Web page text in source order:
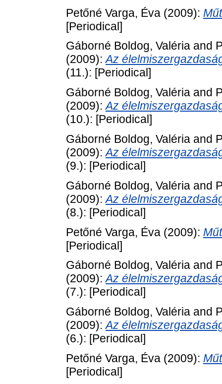
Petőné Varga, Éva (2009):
[Periodical]
Gáborné Boldog, Valéria and
(2009):Az
(11.): [Periodical]
Gáborné Boldog, Valéria and
(2009):Az
(10.): [Periodical]
Gáborné Boldog, Valéria and
(2009):Az
(9.): [Periodical]
Gáborné Boldog, Valéria and
(2009):Az
(8.): [Periodical]
Petőné Varga, Éva (2009):
[Periodical]
Gáborné Boldog, Valéria and
(2009):Az
(7.): [Periodical]
Gáborné Boldog, Valéria and
(2009):Az
(6.): [Periodical]
Petőné Varga, Éva (2009):
[Periodical]